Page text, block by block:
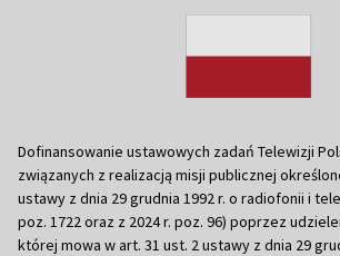
Dofinansowanie ustawowych zadań Telewizji
związanych z realizacją misji publicznej
ustawy z dnia 29 grudnia 1992 r. o radiofonii i
poz. 1722 oraz z 2024 r. poz. 96) poprzez
której mowa w art. 31 ust. 2 ustawy z dnia 29